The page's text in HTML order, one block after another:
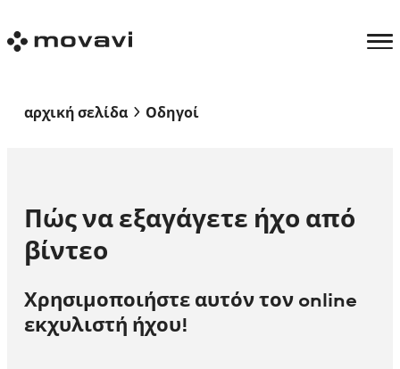
αρχική σελίδα Οδηγοί
Πώς να εξαγάγετε ήχο από
βίντεο
Χρησιμοποιήστε αυτόν τον online
εκχυλιστή ήχου!